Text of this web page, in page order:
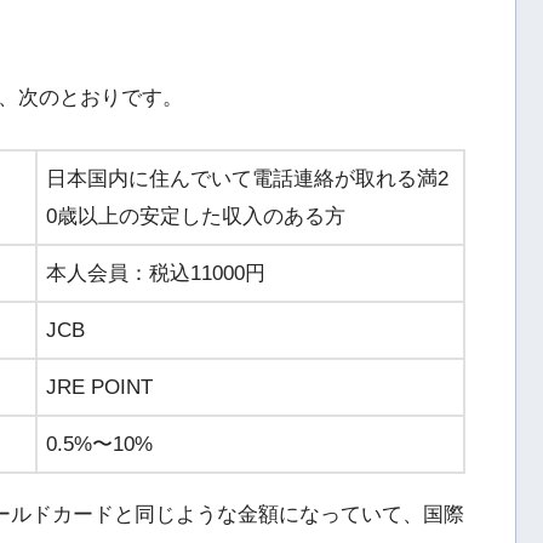
次のとおりです。
日本国内に住んでいて電話連絡が取れる満2
0歳以上の安定した収入のある方
本人会員：税込11000円
JCB
JRE POINT
0.5%〜10%
ドカードと同じような金額になっていて、国際